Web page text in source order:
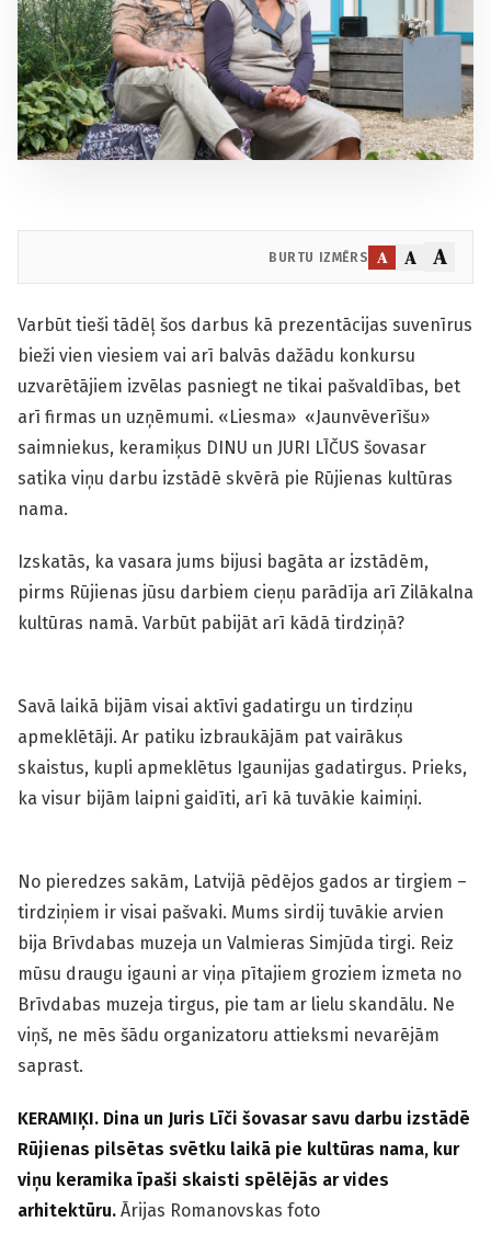
BURTU IZMĒRS A A A
Varbūt tieši tādēļ šos darbus kā prezentācijas suvenīrus
bieži vien viesiem vai arī balvās dažādu konkursu
uzvarētājiem izvēlas pasniegt ne tikai pašvaldības, bet
arī firmas un uzņēmumi. «Liesma» «Jaunvēverīšu»
saimniekus, keramiķus DINU un JURI LĪČUS šovasar
satika viņu darbu izstādē skvērā pie Rūjienas kultūras
nama.
Izskatās, ka vasara jums bijusi bagāta ar izstādēm,
pirms Rūjienas jūsu darbiem cieņu parādīja arī Zilākalna
kultūras namā. Varbūt pabijāt arī kādā tirdziņā?
Savā laikā bijām visai aktīvi gadatirgu un tirdziņu
apmeklētāji. Ar patiku izbraukājām pat vairākus
skaistus, kupli apmeklētus Igaunijas gadatirgus. Prieks,
ka visur bijām laipni gaidīti, arī kā tuvākie kaimiņi.
No pieredzes sakām, Latvijā pēdējos gados ar tirgiem –
tirdziņiem ir visai pašvaki. Mums sirdij tuvākie arvien
bija Brīvdabas muzeja un Valmieras Simjūda tirgi. Reiz
mūsu draugu igauni ar viņa pītajiem groziem izmeta no
Brīvdabas muzeja tirgus, pie tam ar lielu skandālu. Ne
viņš, ne mēs šādu organizatoru attieksmi nevarējām
saprast.
KERAMIĶI. Dina un Juris Līči šovasar savu darbu izstādē
Rūjienas pilsētas svētku laikā pie kultūras nama, kur
viņu keramika īpaši skaisti spēlējās ar vides
arhitektūru. Ārijas Romanovskas foto